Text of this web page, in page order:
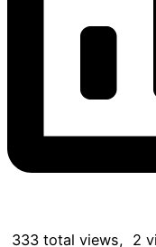
333 total views, 2